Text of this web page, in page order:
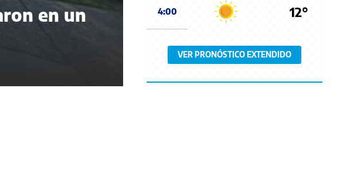
en un
4:00 12°
VER PRONÓSTICO EXTENDIDO